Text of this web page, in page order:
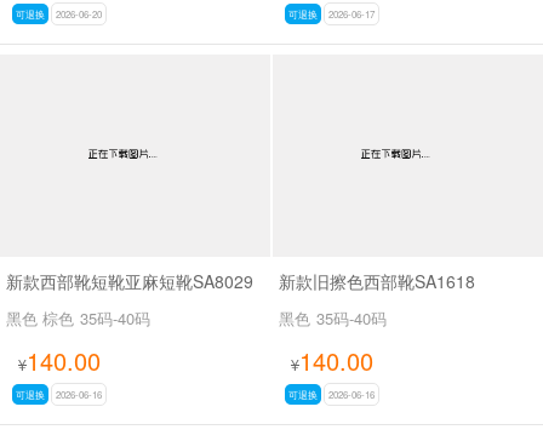
可退换 2026-06-20 可退换 2026-06-17
新款西部靴短靴亚麻短靴SA8029
黑色 棕色 35码-40码
¥140.00
可退换 2026-06-16
新款旧擦色西部靴SA1618
黑色 35码-40码
¥140.00
可退换 2026-06-16